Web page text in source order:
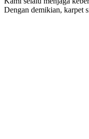
Dengan demikian, karpet